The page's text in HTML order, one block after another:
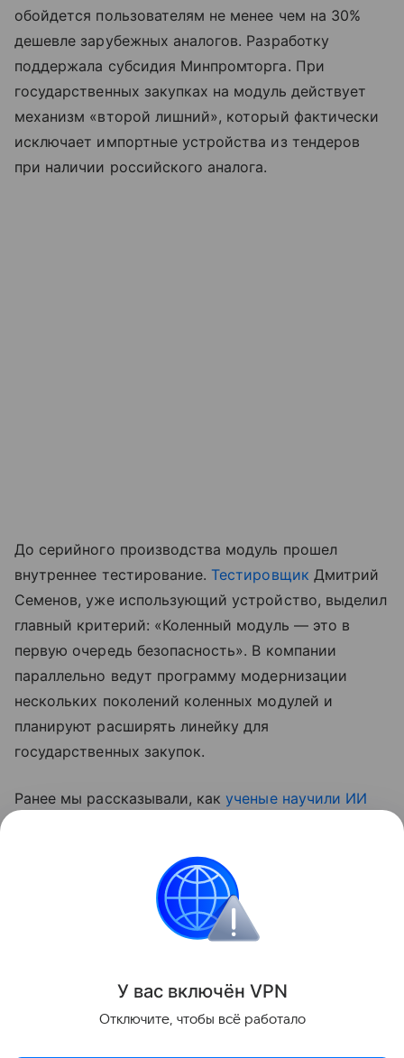
обойдется пользователям не менее чем на 30%
дешевле зарубежных аналогов. Разработку
поддержала субсидия Минпромторга. При
государственных закупках на модуль действует
механизм «второй лишний», который фактически
исключает импортные устройства из тендеров
при наличии российского аналога.
До серийного производства модуль прошел
внутреннее тестирование. Тестировщик Дмитрий
Семенов, уже использующий устройство, выделил
главный критерий: «Коленный модуль — это в
первую очередь безопасность». В компании
параллельно ведут программу модернизации
нескольких поколений коленных модулей и
планируют расширять линейку для
государственных закупок.
Ранее мы рассказывали, какученые научили ИИ
управлению протезами.
Поделиться
У вас включён VPN
Отключите, чтобы всё работало